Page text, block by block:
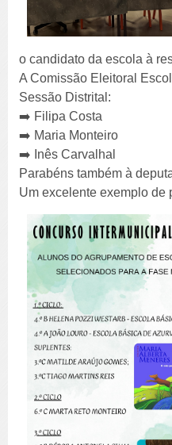
o candidato da escola à
A Comissão Eleitoral
Sessão Distrital:
➡️ Filipa Costa
➡️ Maria Monteiro
➡️ Inês Carvalhal
Parabéns também à
Um excelente exemplo de